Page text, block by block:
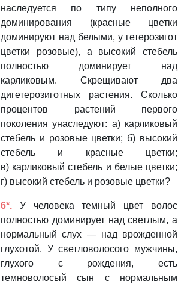
наследуется по типу неполного
доминирования (красные цветки
доминируют над белыми, у гетерозигот
цветки розовые), а высокий стебель
полностью доминирует над
карликовым. Скрещивают два
дигетерозиготных растения. Сколько
процентов растений первого
поколения унаследуют: а) карликовый
стебель и розовые цветки; б) высокий
стебель и красные цветки;
в) карликовый стебель и белые цветки;
г) высокий стебель и розовые цветки?
6*.
У человека темный цвет волос
полностью доминирует над светлым, а
нормальный слух — над врожденной
глухотой. У светловолосого мужчины,
глухого с рождения, есть
темноволосый сын с нормальным